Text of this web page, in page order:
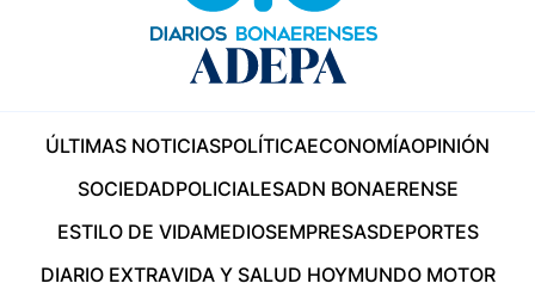
ÚLTIMAS NOTICIASPOLÍTICAECONOMÍAOPINIÓN
SOCIEDADPOLICIALESADN BONAERENSE
ESTILO DE VIDAMEDIOSEMPRESASDEPORTES
DIARIO EXTRAVIDA Y SALUD HOYMUNDO MOTOR